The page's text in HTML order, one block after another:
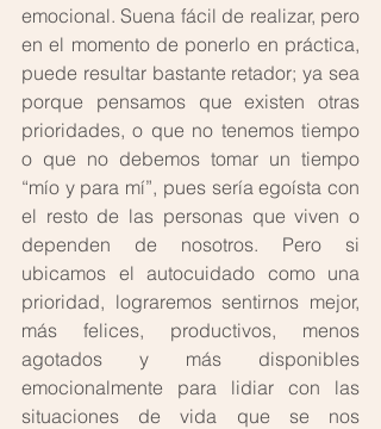
emocional. Suena fácil de realizar, pero
en el momento de ponerlo en práctica,
puede resultar bastante retador; ya sea
porque pensamos que existen otras
prioridades, o que no tenemos tiempo
o que no debemos tomar un tiempo
“mío y para mí”, pues sería egoísta con
el resto de las personas que viven o
dependen de nosotros. Pero si
ubicamos el autocuidado como una
prioridad, lograremos sentirnos mejor,
más felices, productivos, menos
agotados y más disponibles
emocionalmente para lidiar con las
situaciones de vida que se nos